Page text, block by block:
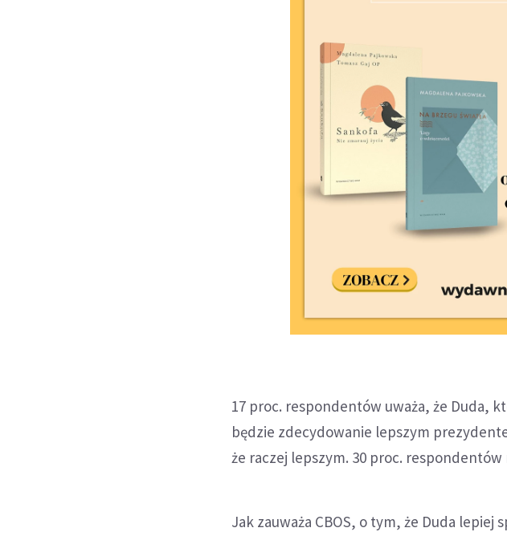
17 proc. respondentów uważa, że Duda,
będzie zdecydowanie lepszym
że raczej lepszym. 30 proc. respondentów
Jak zauważa CBOS, o tym, że Duda